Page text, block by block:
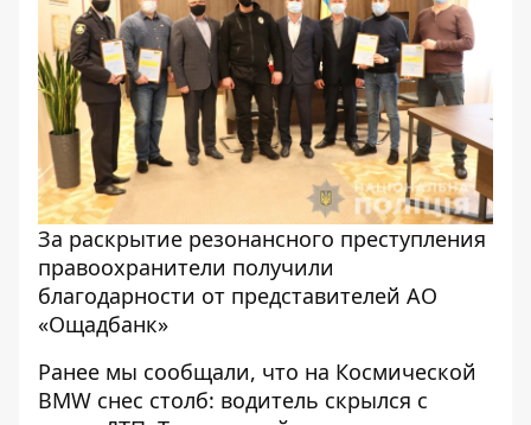
За раскрытие резонансного преступления
правоохранители получили
благодарности от представителей АО
«Ощадбанк»
Ранее мы сообщали, что на Космической
BMW снес столб: водитель скрылся с